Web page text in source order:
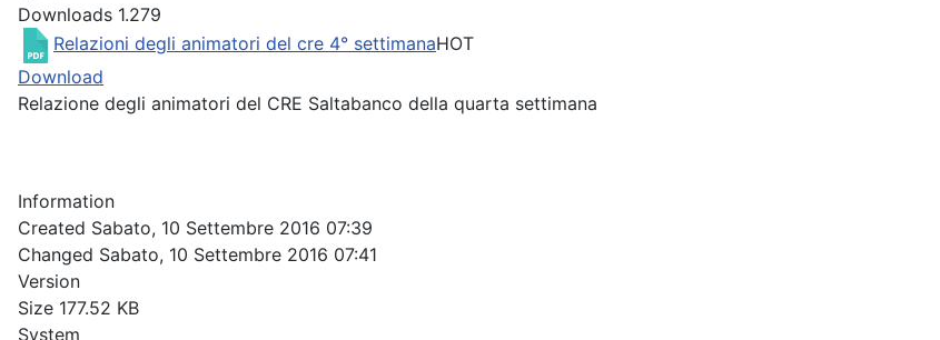
Downloads 1.279
Relazioni degli animatori del cre 4° settimanaHOT
Download
Relazione degli animatori del CRE Saltabanco della quarta settimana
Information
Created Sabato, 10 Settembre 2016 07:39
Changed Sabato, 10 Settembre 2016 07:41
Version
Size 177.52 KB
System